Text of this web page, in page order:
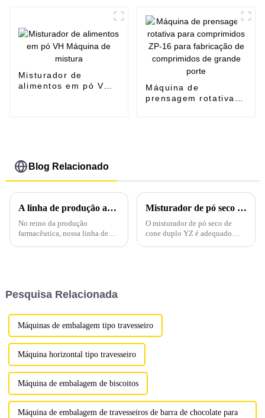
Misturador de
alimentos em pó VH
Máquina de
prensagem rotativa
Blog Relacionado
A linha de produção avançada de prensas para comprimidos: transformando a fabricação farmacêutica
No reino da produção
farmacêutica, nossa linha de
ponta e...
Misturador de pó seco de cone duplo YZ-10kg
O misturador de pó seco de
cone duplo YZ é adequado
Pesquisa Relacionada
Máquinas de embalagem tipo travesseiro
Máquina horizontal tipo travesseiro
Máquina de embalagem de biscoitos
Máquina de embalagem de travesseiros de barra de chocolate para